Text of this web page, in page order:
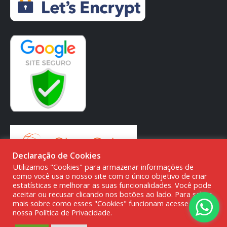
© DMG PARTS COMÉRCIO DE PRODUTOS AUTOMOTIVOS -
Declaração de Cookies
Utilizamos "Cookies" para armazenar informações de
como você usa o nosso site com o único objetivo de criar
estatísticas e melhorar as suas funcionalidades. Você pode
aceitar ou recusar clicando nos botões ao lado. Para saber
mais sobre como esses "Cookies" funcionam acesse a
nossa Política de Privacidade.